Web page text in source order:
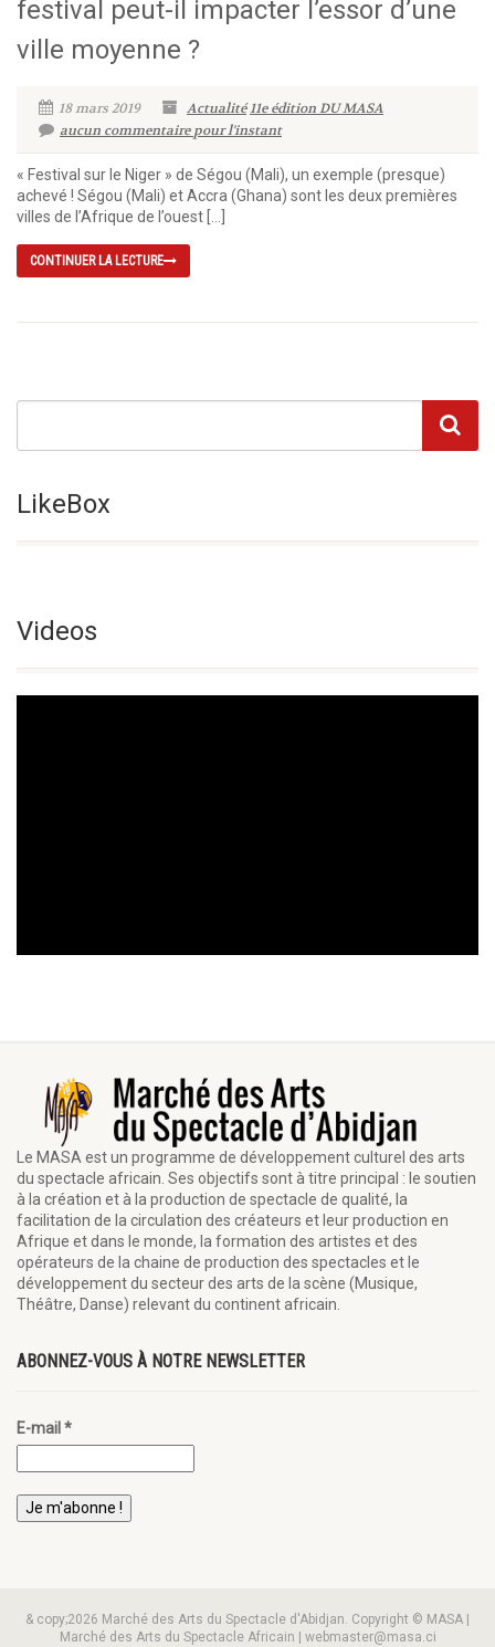
festival peut-il impacter l’essor d’une
ville moyenne ?
18 mars 2019 Actualité11e édition DU MASA
aucun commentaire pour l'instant
« Festival sur le Niger » de Ségou (Mali), un exemple (presque)
achevé ! Ségou (Mali) et Accra (Ghana) sont les deux premières
villes de l’Afrique de l’ouest […]
CONTINUER LA LECTURE
LikeBox
Videos
Le MASA est un programme de développement culturel des arts
du spectacle africain. Ses objectifs sont à titre principal : le soutien
à la création et à la production de spectacle de qualité, la
facilitation de la circulation des créateurs et leur production en
Afrique et dans le monde, la formation des artistes et des
opérateurs de la chaine de production des spectacles et le
développement du secteur des arts de la scène (Musique,
Théâtre, Danse) relevant du continent africain.
ABONNEZ-VOUS À NOTRE NEWSLETTER
E-mail*
& copy;2026 Marché des Arts du Spectacle d'Abidjan. Copyright © MASA |
Marché des Arts du Spectacle Africain | webmaster@masa.ci